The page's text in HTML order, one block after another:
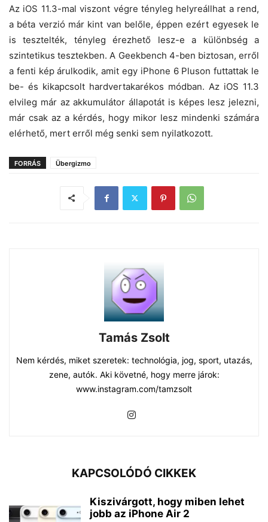
Az iOS 11.3-mal viszont végre tényleg helyreállhat a rend,
a béta verzió már kint van belőle, éppen ezért egyesek le
is tesztelték, tényleg érezhető lesz-e a különbség a
szintetikus tesztekben. A Geekbench 4-ben biztosan, erről
a fenti kép árulkodik, amit egy iPhone 6 Pluson futtattak le
be- és kikapcsolt hardvertakarékos módban. Az iOS 11.3
elvileg már az akkumulátor állapotát is képes lesz jelezni,
már csak az a kérdés, hogy mikor lesz mindenki számára
elérhető, mert erről még senki sem nyilatkozott.
FORRÁS Übergizmo
Tamás Zsolt
Nem kérdés, miket szeretek: technológia, jog, sport, utazás,
zene, autók. Aki követné, hogy merre járok:
www.instagram.com/tamzsolt
KAPCSOLÓDÓ CIKKEK
Kiszivárgott, hogy miben lehet
jobb az iPhone Air 2